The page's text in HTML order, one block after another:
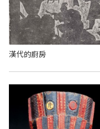
漢代的廚房